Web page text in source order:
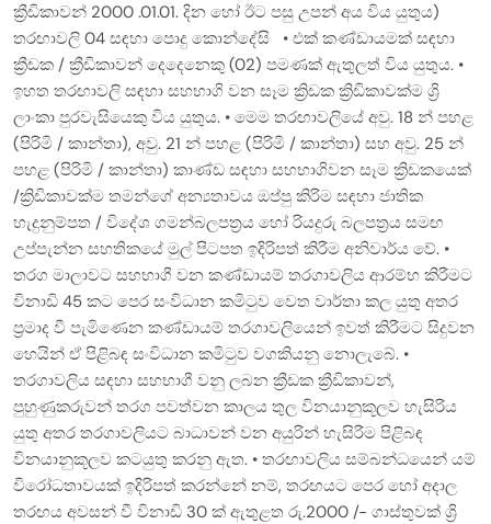
ක්‍රීඩිකාවන් 2000 .01.01. දින හෝ ඊට පසු උපන් අය විය යුතුය)
තරඟාවලි 04 සඳහා පොදු කොන්දේසි • එක් කණ්ඩායමක් සඳහා
ක්‍රීඩක / ක්‍රීඩිකාවන් දෙදෙනෙකු (02) පමණක් ඇතුලත් විය යුතුය. •
ඉහත තරඟාවලි සඳහා සහභාගි වන සෑම ක්‍රිඩක ක්‍රිඩිකාවක්ම ශ්‍රි
ලාංකා පුරවැසියෙකු විය යුතුය. • මෙම තරඟාවලියේ අවු. 18 න් පහළ
(පිරිමි / කාන්තා), අවු. 21 න් පහළ (පිරිමි / කාන්තා) සහ අවු. 25 න්
පහළ (පිරිමි / කාන්තා) කාණ්ඩ සඳහා සහභාගිවන සෑම ක්‍රිඩකයෙක්
/ක්‍රිඩිකාවක්ම තමන්ගේ අන්‍යතාවය ඔප්පු කිරිම සඳහා ජාතික
හැදුනුම්පත / විදේශ ගමන්බලපත්‍රය හෝ රියදුරු බලපත්‍රය සමඟ
උප්පැන්න සහතිකයේ මුල් පිටපත ඉදිරිපත් කිරීම අනිවාර්ය වේ. •
තරග මාලාවට සහභාගී වන කණ්ඩායම් තරගාවලිය ආරම්භ කිරීමට
විනාඩි 45 කට පෙර සංවිධාන කමිටුව වෙත වාර්තා කල යුතු අතර
ප්‍රමාද වී පැමිණෙන කණ්ඩායම් තරගාවලියෙන් ඉවත් කිරීමට සිදුවන
හෙයින් ඒ පිළිබඳ සංවිධාන කමිටුව වගකියනු නොලැබේ. •
තරගාවලිය සඳහා සහභාගී වනු ලබන ක්‍රීඩක ක්‍රීඩිකාවන්,
පුහුණුකරුවන් තරග පවත්වන කාලය තුල විනයානුකූලව හැසිරිය
යුතු අතර තරගාවලියට බාධාවන් වන අයුරින් හැසිරීම පිළිබඳ
විනයානුකූලව කටයුතු කරනු ඇත. • තරඟාවලිය සම්බන්ධයෙන් යම්
විරෝධතාවයක් ඉදිරිපත් කරන්නේ නම්, තරඟයට පෙර හෝ අදාල
තරඟය අවසන් වී විනාඩි 30 ක් ඇතුළත රු.2000 /- ගාස්තුවක් ශ්‍රි